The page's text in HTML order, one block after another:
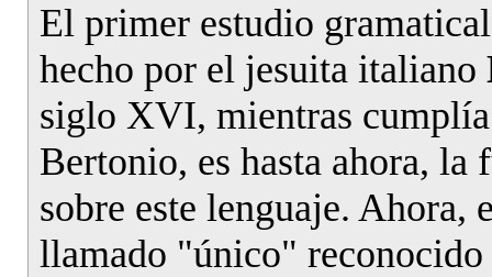
El primer estudio
hecho por el jesuita italiano
siglo XVI, mientras
Bertonio, es hasta ahora, la
sobre este lenguaje.
llamado "único"